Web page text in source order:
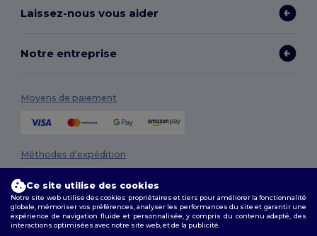
Laissez-nous vous aider
Notre entreprise
Moyens de paiement
Méthodes d'expédition
Ce site utilise des cookies
Notre site web utilise des cookies propriétaires et tiers pour améliorer la fonctionnalité
globale, mémoriser vos préférences, analyser les performances du site et garantir une
expérience de navigation fluide et personnalisée, y compris du contenu adapté, des
interactions optimisées avec notre site web, et de la publicité.